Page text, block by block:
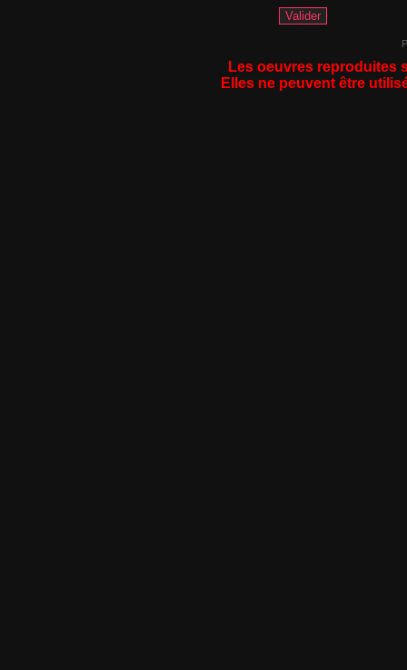
Les oeuvres reproduites
Elles ne peuvent être